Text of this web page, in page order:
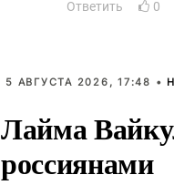
Ответить
0
5 АВГУСТА 2026, 17:48 •
Лайма
россиянами